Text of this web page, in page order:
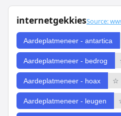
internetgekkiesSource:
Aardeplatmeneer - antartica
Aardeplatmeneer - bedrog
Aardeplatmeneer - hoax ☆
Aardeplatmeneer - leugen